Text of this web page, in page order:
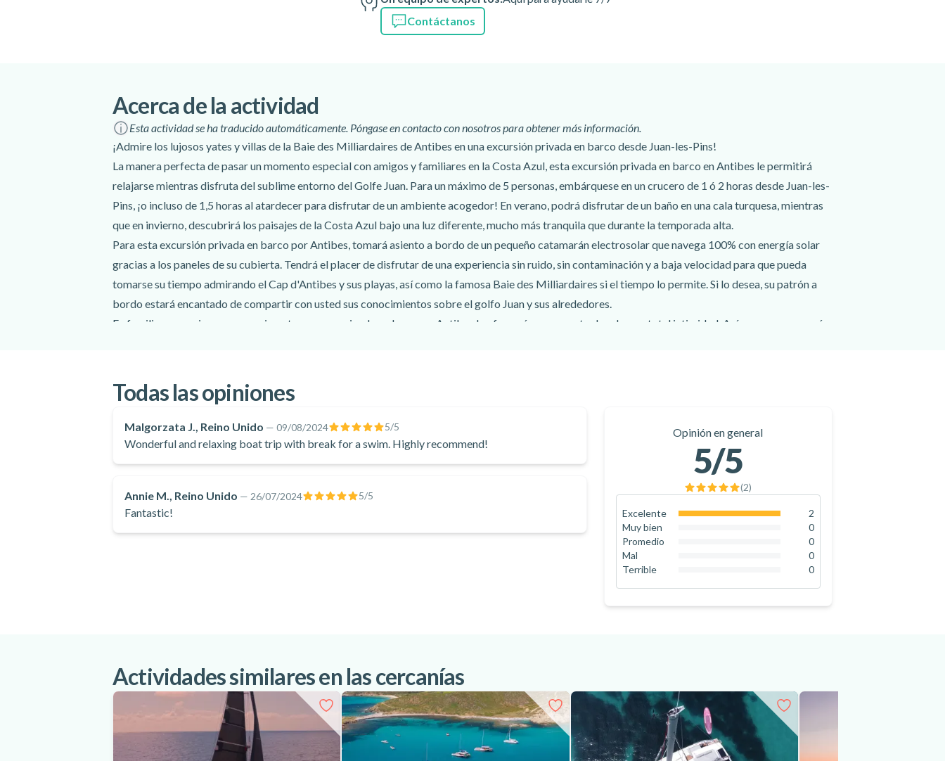
Contáctanos
Acerca de la actividad
Esta actividad se ha traducido automáticamente. Póngase en contacto con nosotros para obtener más información.
¡Admire los lujosos yates y villas de la Baie des Milliardaires de Antibes en una excursión privada en barco desde Juan-les-Pins!
La manera perfecta de pasar un momento especial con amigos y familiares en la Costa Azul, esta excursión privada en barco en Antibes le permitirá
relajarse mientras disfruta del sublime entorno del Golfe Juan. Para un máximo de 5 personas, embárquese en un crucero de 1 ó 2 horas desde Juan-les-
Pins, ¡o incluso de 1,5 horas al atardecer para disfrutar de un ambiente acogedor! En verano, podrá disfrutar de un baño en una cala turquesa, mientras
que en invierno, descubrirá los paisajes de la Costa Azul bajo una luz diferente, mucho más tranquila que durante la temporada alta.
Para esta excursión privada en barco por Antibes, tomará asiento a bordo de un pequeño catamarán electrosolar que navega 100% con energía solar
gracias a los paneles de su cubierta. Tendrá el placer de disfrutar de una experiencia sin ruido, sin contaminación y a baja velocidad para que pueda
tomarse su tiempo admirando el Cap d'Antibes y sus playas, así como la famosa Baie des Milliardaires si el tiempo lo permite. Si lo desea, su patrón a
bordo estará encantado de compartir con usted sus conocimientos sobre el golfo Juan y sus alrededores.
En familia, con amigos o en pareja, este crucero privado en barco en Antibes le ofrecerá un momento de relax, en total intimidad. Así que no espere más
Todas las opiniones
Opinión en general
5/5
(2)
Excelente
2
Muy bien
0
Promedio
0
Mal
0
Terrible
0
Malgorzata J., Reino Unido — 09/08/2024 5/5
Wonderful and relaxing boat trip with break for a swim. Highly recommend!
Annie M., Reino Unido — 26/07/2024 5/5
Fantastic!
Actividades similares en las cercanías